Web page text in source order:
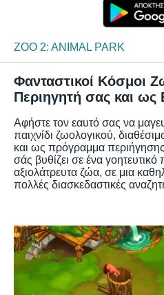
ZOO 2: ANIMAL PARK
ΝΈΑ
ΠΛΗΡΟΦΟΡΊΕΣ
ΣΥΧΝΈΣ ΕΡΩΤΉΣΕΙΣ
Φανταστικοί Κόσμοι
Περιηγητή σας και
Αφήστε τον εαυτό σας να
παιχνίδι ζωολογικού,
και ως πρόγραμμα
σάς βυθίζει σε ένα
αξιολάτρευτα ζώα, σε μια
πολλές διασκεδαστικές